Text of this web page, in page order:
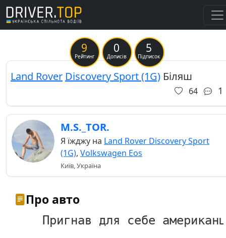
9
Рейтинг
0
Дописів
5
Підписок
Land Rover Discovery Sport (1G) Біляш
64 1
M.S._TOR.
Я їжджу на Land Rover Discovery Sport
(1G), Volkswagen Eos
Київ, Україна
Про авто
Пригнав для себе